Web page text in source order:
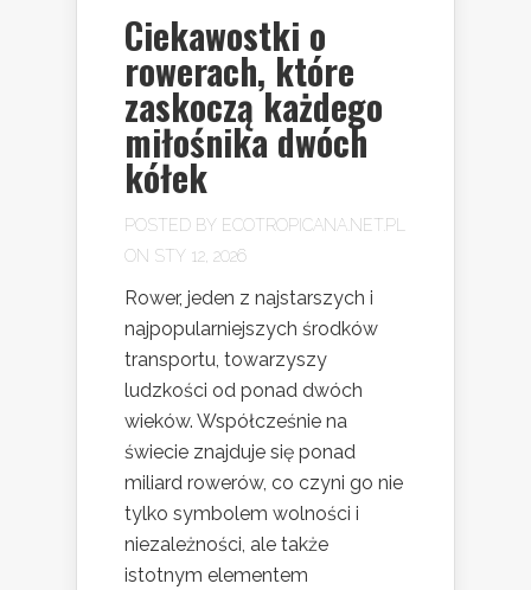
Ciekawostki o
rowerach, które
zaskoczą każdego
miłośnika dwóch
kółek
POSTED BY ECOTROPICANA.NET.PL
ON STY 12, 2026
Rower, jeden z najstarszych i
najpopularniejszych środków
transportu, towarzyszy
ludzkości od ponad dwóch
wieków. Współcześnie na
świecie znajduje się ponad
miliard rowerów, co czyni go nie
tylko symbolem wolności i
niezależności, ale także
istotnym elementem